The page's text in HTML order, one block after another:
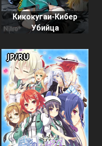
Кикокугаи-Кибер
Убийца
JP/RU